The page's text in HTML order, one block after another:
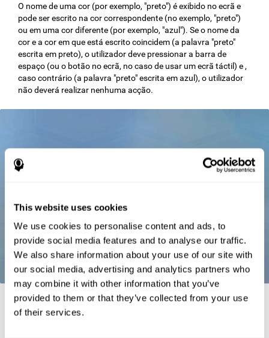
This website uses cookies
We use cookies to personalise content and ads, to
provide social media features and to analyse our traffic.
We also share information about your use of our site with
our social media, advertising and analytics partners who
may combine it with other information that you’ve
provided to them or that they’ve collected from your use
of their services.
O nome de uma cor (por exemplo, "preto") é exibido no ecrã e
pode ser escrito na cor correspondente (no exemplo, "preto")
ou em uma cor diferente (por exemplo, "azul"). Se o nome da
cor e a cor em que está escrito coincidem (a palavra "preto"
escrita em preto), o utilizador deve pressionar a barra de
espaço (ou o botão no ecrã, no caso de usar um ecrã táctil) e ,
caso contrário (a palavra "preto" escrita em azul), o utilizador
não deverá realizar nenhuma acção.
Referências
Stroop, J. R (1935). Studies of interference in serial verbal